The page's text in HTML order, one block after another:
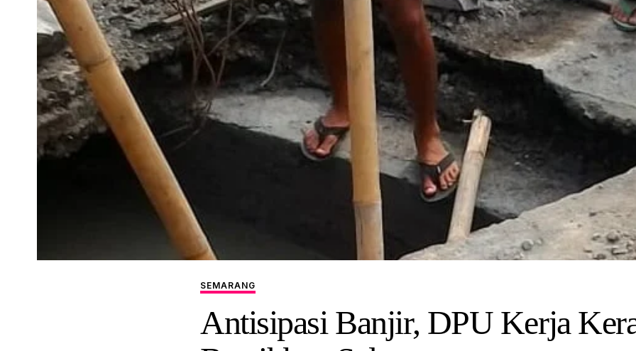
SEMARANG
Antisipasi Banjir, DPU Kerja